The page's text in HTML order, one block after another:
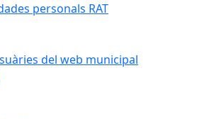
personals RAT
del web municipal